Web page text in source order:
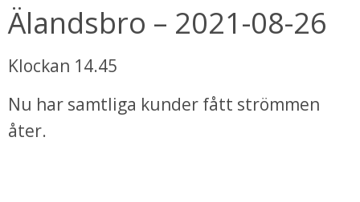
Älandsbro – 2021-08-26
Klockan 14.45
Nu har samtliga kunder fått strömmen
åter.